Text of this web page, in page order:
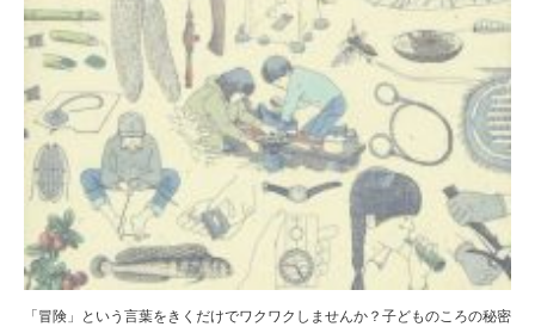
「冒険」という言葉をきくだけでワクワクしませんか？子どものころの秘密